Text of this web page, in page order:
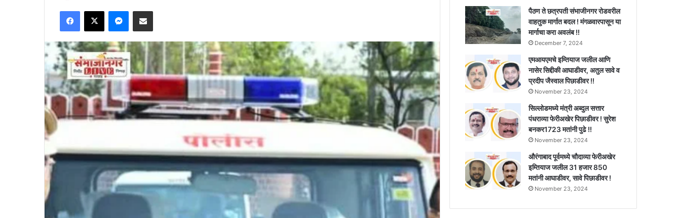
email
Facebook
X Messenger
Share via Email
पैठण ते छत्रपती संभाजीनगर रोडवरील
वाहतुक मार्गात बदल ! मंगळवारपासून या
मार्गाचा करा अवलंब !!
December 7, 2024
एमआयएमचे इम्तियाज जलील आणि
नासेर सिद्दीकी आघाडीवर, अतुल सावे व
प्रदीप जैस्वाल पिछाडीवर !!
November 23, 2024
सिल्लोडमध्ये मंत्री अब्दुल सत्तार
पंधराव्या फेरीअखेर पिछाडीवर ! सुरेश
बनकर1723 मतांनी पुढे !!
November 23, 2024
औरंगाबाद पूर्वमध्ये चौदाव्या फेरीअखेर
इम्तियाज जलील 31 हजार 850
मतांनी आघाडीवर, सावे पिछाडीवर !
November 23, 2024